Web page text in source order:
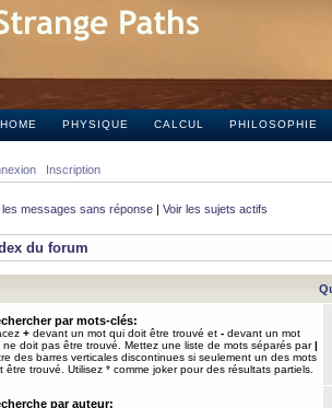
HOME PHYSIQUE CALCUL PHILOSOPHIE
Inscription
les messages sans réponse | Voir les sujets actifs
du forum
par mots-clés:
+ devant un mot qui doit être trouvé et - devant un mot
ne doit pas être trouvé. Mettez une liste de mots séparés par|
des barres verticales discontinues si seulement un des mots
être trouvé. Utilisez * comme joker pour des résultats partiels.
par auteur: